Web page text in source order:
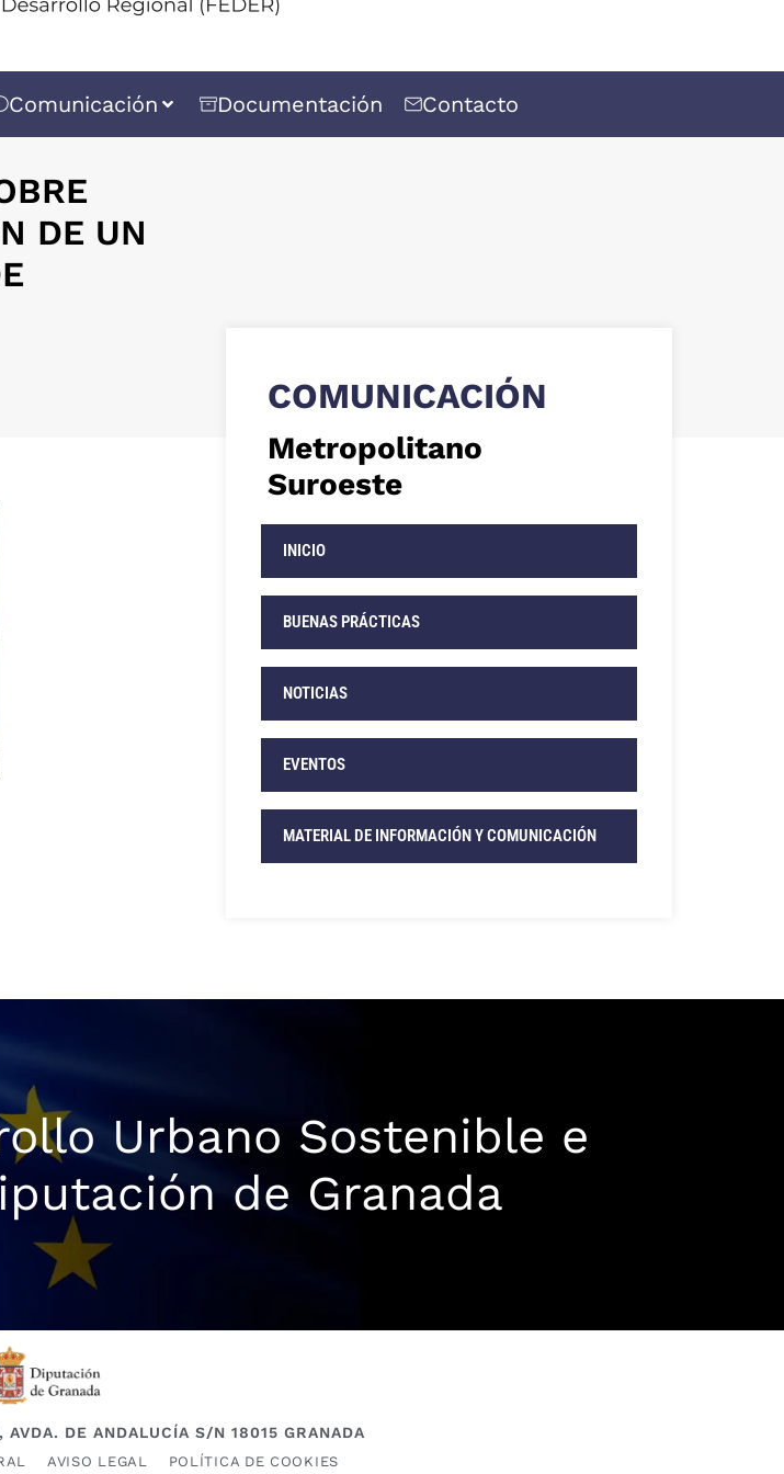
Comunicación Documentación Contacto
DE UN
COMUNICACIÓN
Metropolitano
Suroeste
INICIO
BUENAS PRÁCTICAS
NOTICIAS
EVENTOS
MATERIAL DE INFORMACIÓN Y COMUNICACIÓN
Urbano Sostenible e
de Granada
DE ANDALUCÍA S/N 18015 GRANADA
AVISO LEGAL POLÍTICA DE COOKIES